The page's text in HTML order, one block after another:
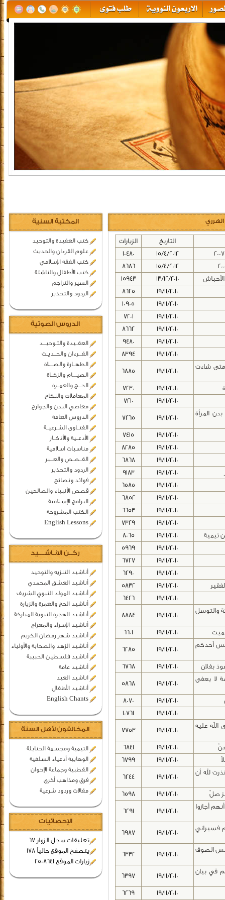
المكتبة السنية
كتب العقيدة والتوحيد
علوم القرءان والحديث
كتب الفقه الإسلامي
كتب الأطفال والناشئة
السير والتراجم
الردود والتحذير
الدروس الصوتية
العقــيدة والتـوحيـــد
القـــرءان والحــديـث
الطهــارة والصـــلاة
الصيــــام والزكــاة
الحـــج والعمــرة
المعاملات والنكاح
معاصي البدن والجوارح
الدروس العامة
الفتــاوى الشـرعيــة
الأدعــية والأذكــار
مناسبات اسلامية
القــصـص والعـــبر
الردود والتحذير
فوائد ونصائح
قصص الأنبياء والصالحين
البرامج الإسـلامية
الكتب المشروحة
English Lessons
ركــن الانـاشــــيد
أناشيد التنزيه والتوحيد
أناشيد العشق المحمدي
أناشيد المولد النبوي الشريف
أناشيد الحج والعمرة والزيارة
أناشيد الهجرة النبوية المباركة
أناشيد الإسراء والمعراج
أناشيد شهر رمضان الكريم
أناشيد الزهد والصحابة والأولياء
أناشيد فلسطين الحبيبة
أناشيد عامة
اناشيد العيد
أناشيد الأطفال
English Chants
المخالفون لأهل السنة
التيمية ومجسمة الحنابلة
الوهابية أدعياء السلفية
القطبية وجماعة الإخوان
فرق ومذاهب أخرى
مقالات وردود شرعية
الإحصائيات
تعليقات سجل الزوار 67
يتصفح الموقع حالياً 178
زيارات الموقع 2508641
التاريخ
الزيارات
15/4/2012
10480
15/4/2012
8686
13/12/2010
15943
19/11/2010
8625
19/11/2010
10905
19/11/2010
7201
19/11/2010
8662
19/11/2010
9480
19/11/2010
8394
متى شاءت
19/11/2010
6885
19/11/2010
7230
19/11/2010
7210
المرأة
19/11/2010
7265
19/11/2010
7415
19/11/2010
8285
19/11/2010
6868
19/11/2010
9183
19/11/2010
6585
19/11/2010
6852
19/11/2010
6653
19/11/2010
7329
تيمية
19/11/2010
8065
19/11/2010
5969
19/11/2010
6727
19/11/2010
6290
19/11/2010
5832
19/11/2010
6426
والتوسل
19/11/2010
8884
19/11/2010
6601
أحدكم
19/11/2010
6285
بفلان 19/11/2010
6768
لا يعفى
19/11/2010
5868
19/11/2010
8070
19/11/2010
10761
عليه
19/11/2010
7753
19/11/2010
6841
19/11/2010
6799
لله أن
19/11/2010
6244
صلّ 19/11/2010
6598
أجازوا
19/11/2010
6291
فسيراني
19/11/2010
6987
الصوف
19/11/2010
6332
في بيان
19/11/2010
6397
19/11/2010
6269